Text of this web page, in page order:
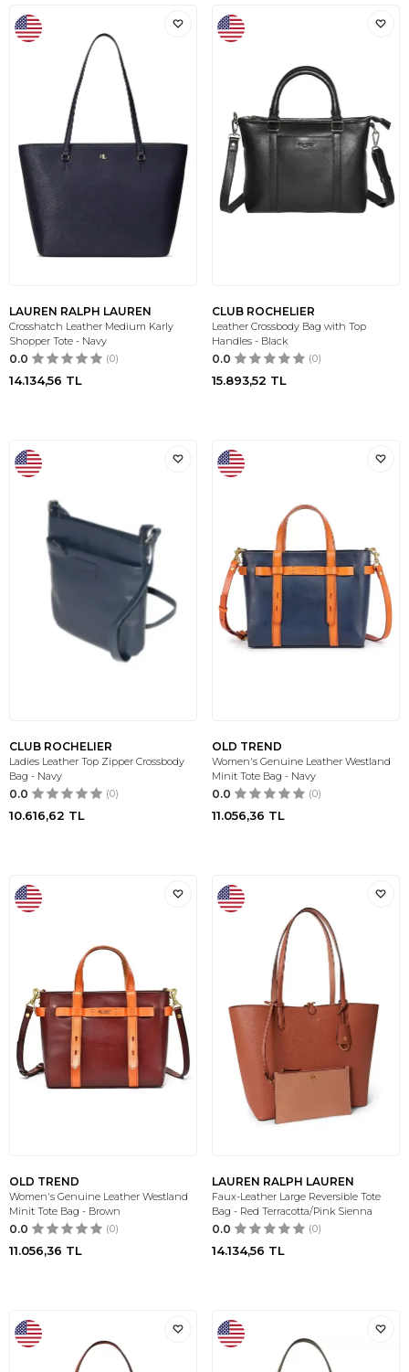
LAUREN RALPH LAUREN
Crosshatch Leather Medium Karly
Shopper Tote - Navy
0.0 (0)
14.134,56 TL
CLUB ROCHELIER
Leather Crossbody Bag with Top
Handles - Black
0.0 (0)
15.893,52 TL
CLUB ROCHELIER
Ladies Leather Top Zipper Crossbody
Bag - Navy
0.0 (0)
10.616,62 TL
OLD TREND
Women's Genuine Leather Westland
Minit Tote Bag - Navy
0.0 (0)
11.056,36 TL
OLD TREND
Women's Genuine Leather Westland
Minit Tote Bag - Brown
0.0 (0)
11.056,36 TL
LAUREN RALPH LAUREN
Faux-Leather Large Reversible Tote
Bag - Red Terracotta/Pink Sienna
0.0 (0)
14.134,56 TL